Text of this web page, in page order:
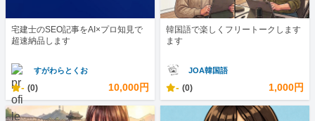
宅建士のSEO記事をAI×プロ知見で
超速納品します
すがわらとくお
- (0) 10,000円
韓国語で楽しくフリートークします
ます
JOA韓国語
- (0) 1,000円